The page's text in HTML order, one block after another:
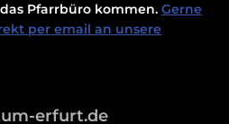
Pfarrbüro kommen. Gerne
per email an unsere
erfurt.de